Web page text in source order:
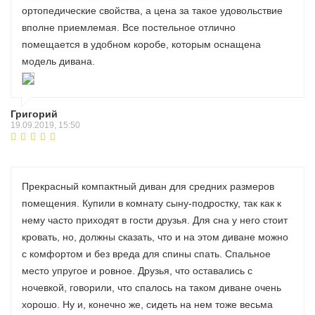
ортопедические свойства, а цена за такое удовольствие
вполне приемлемая. Все постельное отлично
помещается в удобном коробе, которым оснащена
модель дивана.
Григорий
19.09.2019, 15:50
Прекрасный компактный диван для средних размеров
помещения. Купили в комнату сыну-подростку, так как к
нему часто приходят в гости друзья. Для сна у него стоит
кровать, но, должны сказать, что и на этом диване можно
с комфортом и без вреда для спины спать. Спальное
место упругое и ровное. Друзья, что оставались с
ночевкой, говорили, что спалось на таком диване очень
хорошо. Ну и, конечно же, сидеть на нем тоже весьма